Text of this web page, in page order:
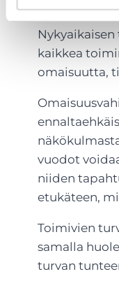
kaikkea
omaisuutta,
vuodot
niiden
etukäteen,
Toimivien
samalla
turvan